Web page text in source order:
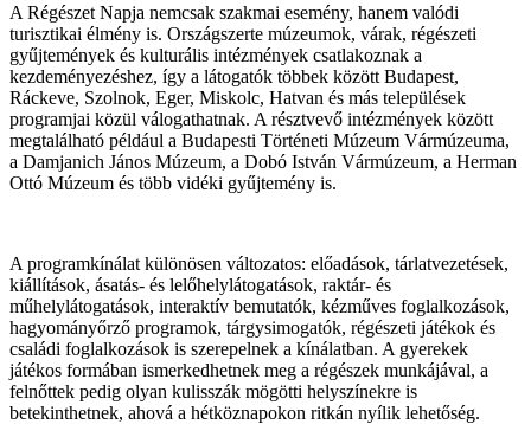
A Régészet Napja nemcsak szakmai esemény, hanem valódi
turisztikai élmény is. Országszerte múzeumok, várak, régészeti
gyűjtemények és kulturális intézmények csatlakoznak a
kezdeményezéshez, így a látogatók többek között Budapest,
Ráckeve, Szolnok, Eger, Miskolc, Hatvan és más települések
programjai közül válogathatnak. A résztvevő intézmények között
megtalálható például a Budapesti Történeti Múzeum Vármúzeuma,
a Damjanich János Múzeum, a Dobó István Vármúzeum, a Herman
Ottó Múzeum és több vidéki gyűjtemény is.
A programkínálat különösen változatos: előadások, tárlatvezetések,
kiállítások, ásatás- és lelőhelylátogatások, raktár- és
műhelylátogatások, interaktív bemutatók, kézműves foglalkozások,
hagyományőrző programok, tárgysimogatók, régészeti játékok és
családi foglalkozások is szerepelnek a kínálatban. A gyerekek
játékos formában ismerkedhetnek meg a régészek munkájával, a
felnőttek pedig olyan kulisszák mögötti helyszínekre is
betekinthetnek, ahová a hétköznapokon ritkán nyílik lehetőség.